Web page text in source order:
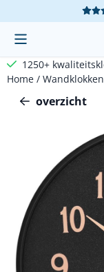
Cookievoorkeuren
1250+
Home / Wandklokken
overzicht